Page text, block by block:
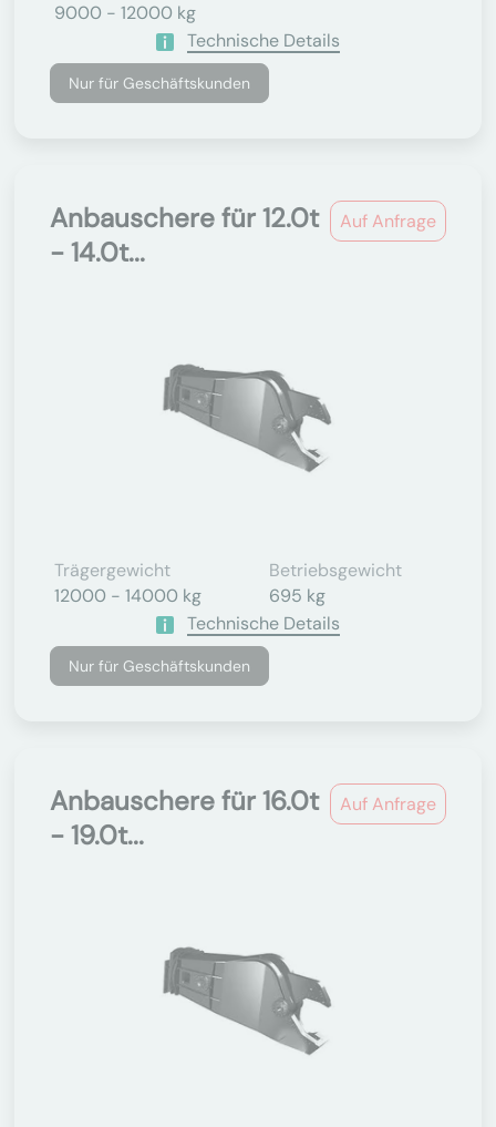
9000 - 12000 kg
Technische Details
Nur für Geschäftskunden
Auf Anfrage
Anbauschere für 12.0t
- 14.0t...
Trägergewicht
12000 - 14000 kg
Betriebsgewicht
695 kg
Technische Details
Nur für Geschäftskunden
Auf Anfrage
Anbauschere für 16.0t
- 19.0t...